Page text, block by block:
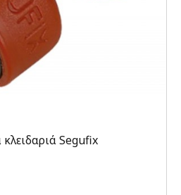
κλειδαριά Segufix